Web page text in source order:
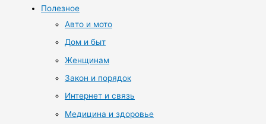
Полезное
Авто и мото
Дом и быт
Женщинам
Закон и порядок
Интернет и связь
Медицина и здоровье